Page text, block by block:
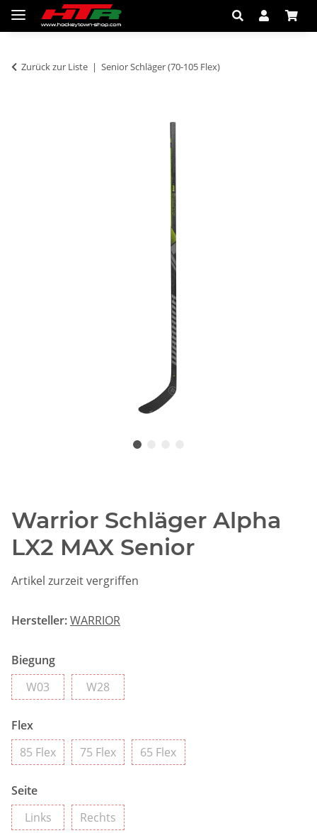
Zurück zur Liste Senior Schläger (70-105 Flex)
Warrior Schläger Alpha
LX2 MAX Senior
Artikel zurzeit vergriffen
Hersteller:WARRIOR
Biegung
W03 W03 W28W28
Flex
85 Flex85 Flex75 Flex75 Flex65 Flex65 Flex
Seite
LinksLinks Rechts Rechts